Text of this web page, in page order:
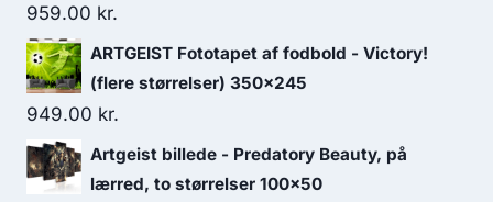
959.00 kr.
ARTGEIST Fototapet af fodbold - Victory!
(flere størrelser) 350x245
949.00 kr.
Artgeist billede - Predatory Beauty, på
lærred, to størrelser 100x50